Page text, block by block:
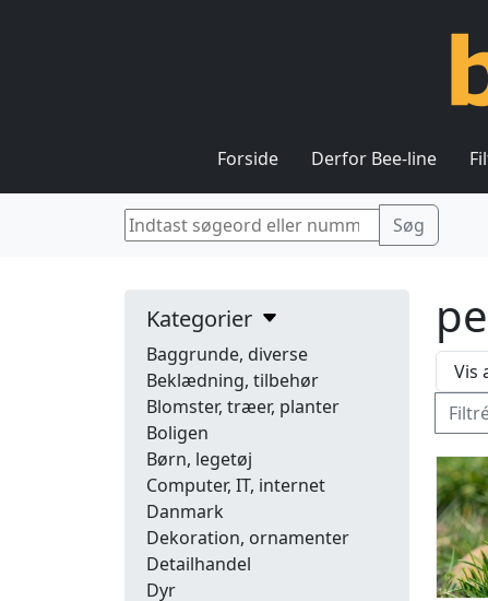
Forside Derfor Bee-line
Kategorier
Baggrunde, diverse
Beklædning, tilbehør
Blomster, træer, planter
Boligen
Børn, legetøj
Computer, IT, internet
Danmark
Dekoration, ornamenter
Detailhandel
Dyr